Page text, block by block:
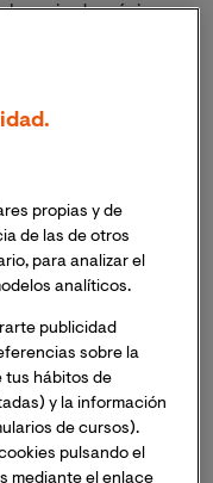
horario de máxima
domingo, donde
al acoso
bastante
profesores muy
individuales)
disfruta del arte
esto, los casos
que
menos hasta el
del director de la
propias y de
de las de otros
para analizar el
analíticos.
publicidad
sobre la
tus hábitos de
y la información
de cursos).
pulsando el
mediante el enlace